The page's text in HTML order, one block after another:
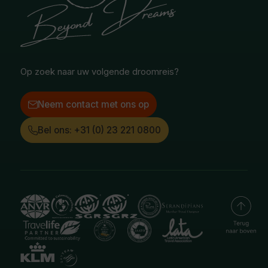
Poolgebied
Treinreizen
Vacatures
Facebook
Instagram
Op zoek naar uw volgende droomreis?
Neem contact met ons op
Bel ons: +31 (0) 23 221 0800